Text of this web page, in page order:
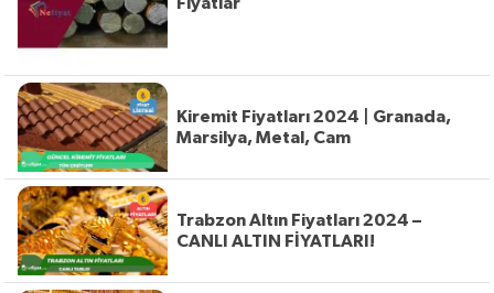
Kiremit Fiyatları 2024 | Granada,
Marsilya, Metal, Cam
Trabzon Altın Fiyatları 2024 –
CANLI ALTIN FİYATLARI!